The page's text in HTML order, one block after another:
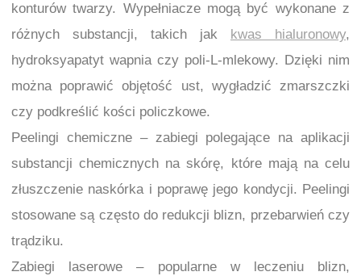
konturów twarzy. Wypełniacze mogą być wykonane z
różnych substancji, takich jak kwas hialuronowy,
hydroksyapatyt wapnia czy poli-L-mlekowy. Dzięki nim
można poprawić objętość ust, wygładzić zmarszczki
czy podkreślić kości policzkowe.
Peelingi chemiczne – zabiegi polegające na aplikacji
substancji chemicznych na skórę, które mają na celu
złuszczenie naskórka i poprawę jego kondycji. Peelingi
stosowane są często do redukcji blizn, przebarwień czy
trądziku.
Zabiegi laserowe – popularne w leczeniu blizn,